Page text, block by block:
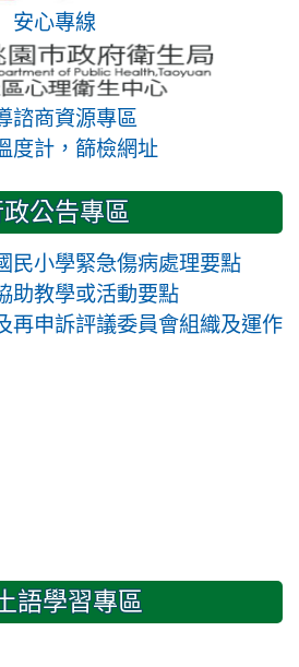
安心專線
諮商資源專區
度計，篩檢網址
公告專區
民小學緊急傷病處理要點
助教學或活動要點
再申訴評議委員會組織及運作
語學習專區